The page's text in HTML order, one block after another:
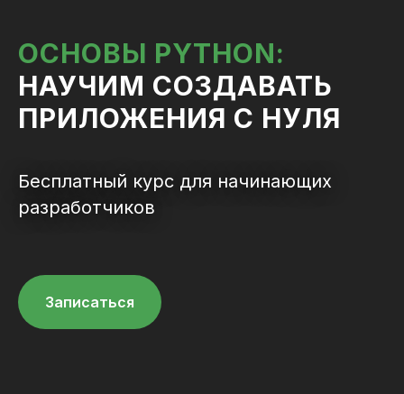
ОСНОВЫ PYTHON:
НАУЧИМ СОЗДАВАТЬ
ПРИЛОЖЕНИЯ С НУЛЯ
Бесплатный курс для начинающих
разработчиков
Записаться